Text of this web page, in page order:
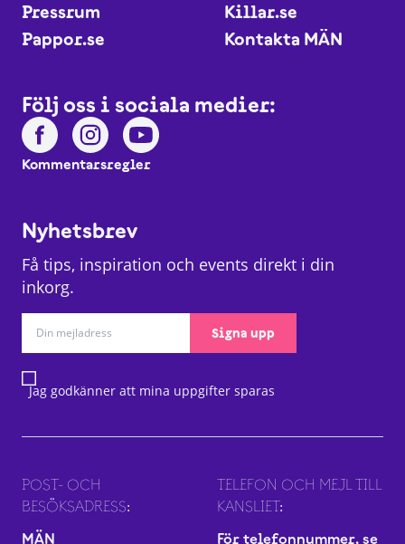
Pressrum
Killar.se
Pappor.se
Kontakta MÄN
Följ oss i sociala medier:
Kommentarsregler
Nyhetsbrev
Få tips, inspiration och events direkt i din
inkorg.
Signa upp
Jag godkänner att mina uppgifter sparas
POST- OCH
BESÖKSADRESS:
MÄN
TELEFON OCH MEJL TILL
KANSLIET:
För telefonnummer, se